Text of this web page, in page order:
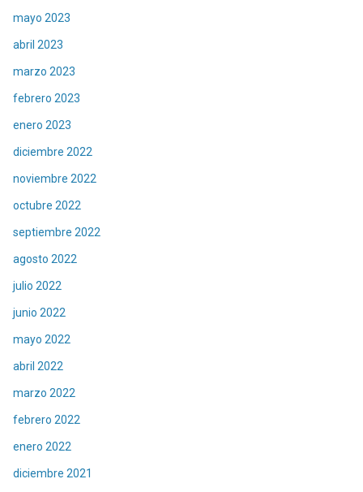
mayo 2023
abril 2023
marzo 2023
febrero 2023
enero 2023
diciembre 2022
noviembre 2022
octubre 2022
septiembre 2022
agosto 2022
julio 2022
junio 2022
mayo 2022
abril 2022
marzo 2022
febrero 2022
enero 2022
diciembre 2021